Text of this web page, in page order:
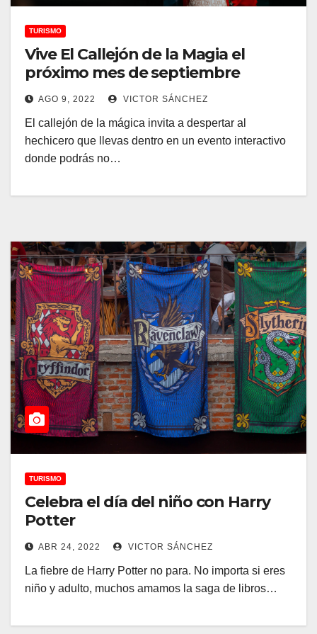
TURISMO
Vive El Callejón de la Magia el
próximo mes de septiembre
AGO 9, 2022 VICTOR SÁNCHEZ
El callejón de la mágica invita a despertar al
hechicero que llevas dentro en un evento interactivo
donde podrás no…
TURISMO
Celebra el día del niño con Harry
Potter
ABR 24, 2022 VICTOR SÁNCHEZ
La fiebre de Harry Potter no para. No importa si eres
niño y adulto, muchos amamos la saga de libros…